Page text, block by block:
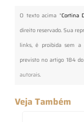
O texto acima "Cortina
direito reservado. Sua
links, é proibida sem
previsto no artigo 184
autorais.
Veja Também